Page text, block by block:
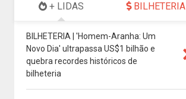
+ LIDAS BILHETERIA
BILHETERIA | 'Homem-Aranha: Um
Novo Dia' ultrapassa US$1 bilhão e
quebra recordes históricos de
bilheteria